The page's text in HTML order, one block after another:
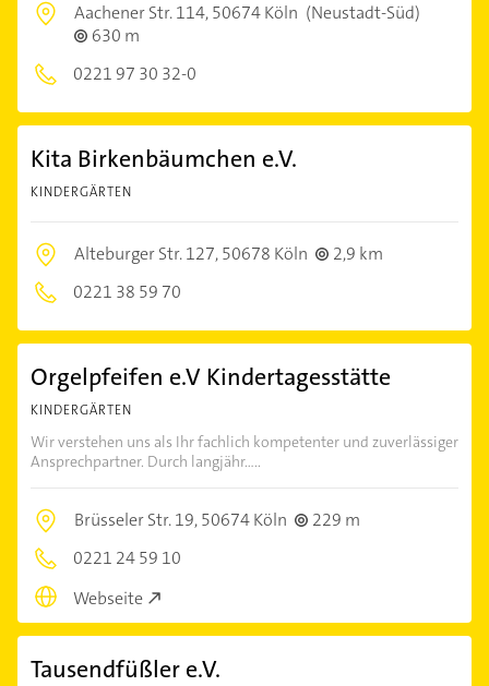
Aachener Str. 114,50674 Köln (Neustadt-Süd)
630 m
0221 97 30 32-0
Kita Birkenbäumchen e.V.
KINDERGÄRTEN
Alteburger Str. 127,50678 Köln
2,9 km
0221 38 59 70
Orgelpfeifen e.V Kindertagesstätte
KINDERGÄRTEN
Wir verstehen uns als Ihr fachlich kompetenter und zuverlässiger
Ansprechpartner. Durch langjähr.....
Brüsseler Str. 19,50674 Köln
229 m
0221 24 59 10
Webseite
Tausendfüßler e.V.